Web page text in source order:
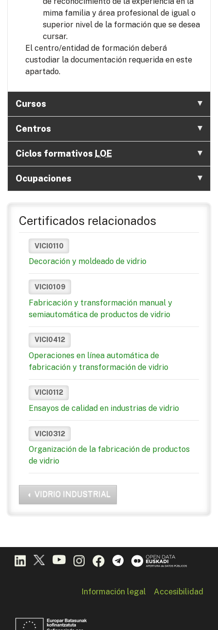
mima familia y área profesional de igual o
superior nivel de la formación que se desea
cursar.
El centro/entidad de formación deberá
custodiar la documentación requerida en este
apartado.
Cursos
Centros
Ciclos formativos LOE
Ocupaciones
Certificados relacionados
VICI0110
Decoración y moldeado de vidrio
VICI0109
Fabricación y transformación manual y
semiautomática de productos de vidrio
VICI0412
Operaciones en línea automática de
fabricación y transformación de vidrio
VICI0112
Ensayos de calidad en industrias de vidrio
VICI0312
Organización de la fabricación de productos
de vidrio
VIDRIO INDUSTRIAL
Información legal Accesibilidad